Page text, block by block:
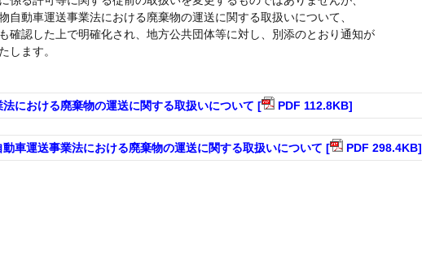
自動車運送事業法における廃棄物の運送に関する取扱いについて、
確認した上で明確化され、地方公共団体等に対し、別添のとおり通知が
します。
法における廃棄物の運送に関する取扱いについて [ PDF 112.8KB]
動車運送事業法における廃棄物の運送に関する取扱いについて [ PDF 298.4KB]